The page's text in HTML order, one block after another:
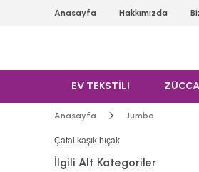
Anasayfa Hakkımızda
EV TEKSTİLİ
Anasayfa Jumbo
Çatal kaşık bıçak
İlgili Alt Kategoriler